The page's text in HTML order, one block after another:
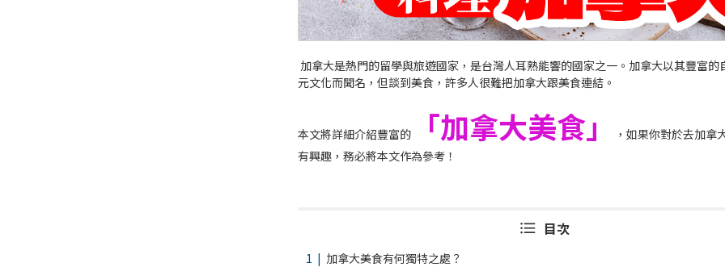
加拿大是熱門的留學與旅遊國家，是台灣人耳熟能響的國家之一。加拿大以其豐富的
元文化而聞名，但談到美食，許多人很難把加拿大跟美食連結。
本文將詳細介紹豐富的 「加拿大美食」
，如果你對於去加拿
有興趣，務必將本文作為參考！
目次
加拿大美食有何獨特之處？